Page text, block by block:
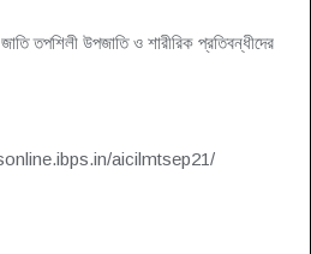
তপশিলী উপজাতি ও শারীরিক প্রতিবন্ধীদের
aicilmtsep21/